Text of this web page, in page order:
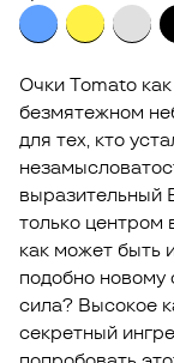
Очки Tomato
безмятежном
для тех, кто
выразительный
только центром
как может быть
подобно новому
сила? Высокое
секретный